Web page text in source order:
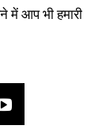
में आप भी हमारी